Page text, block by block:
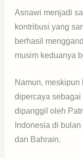
Asnawi menjadi
kontribusi yang
berhasil
musim keduanya
Namun,
dipercaya sebagai
dipanggil oleh
Indonesia di
dan Bahrain.